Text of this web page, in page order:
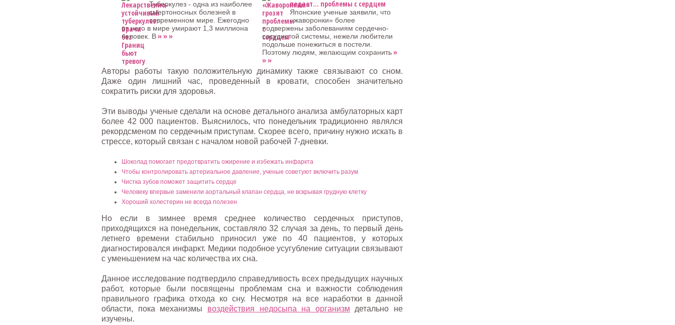
Туберкулез - одна из наиболее
смертоносных болезней в
современном мире. Ежегодно
от него в мире умирают 1,3 миллиона
человек. В» » »
подает… проблемы с сердцем
Японские ученые заявили, что
«жаворонки» более
подвержены заболеваниям сердечно-
сосудистой системы, нежели любители
подольше понежиться в постели.
Поэтому людям, желающим сохранить»
» »
Авторы работы такую положительную динамику также связывают со сном.
Даже один лишний час, проведенный в кровати, способен значительно
сократить риски для здоровья.
Эти выводы ученые сделали на основе детального анализа амбулаторных карт
более 42 000 пациентов. Выяснилось, что понедельник традиционно являлся
рекордсменом по сердечным приступам. Скорее всего, причину нужно искать в
стрессе, который связан с началом новой рабочей 7-дневки.
Шоколад помогает предотвратить ожирение и избежать инфаркта
Чтобы контролировать артериальное давление, ученые советуют включить разум
Чистка зубов поможет защитить сердце
Человеку впервые заменили аортальный клапан сердца, не вскрывая грудную клетку
Хороший холестерин не всегда полезен
Но если в зимнее время среднее количество сердечных приступов,
приходящихся на понедельник, составляло 32 случая за день, то первый день
летнего времени стабильно приносил уже по 40 пациентов, у которых
диагностировался инфаркт. Медики подобное усугубление ситуации связывают
с уменьшением на час количества их сна.
Данное исследование подтвердило справедливость всех предыдущих научных
работ, которые были посвящены проблемам сна и важности соблюдения
правильного графика отхода ко сну. Несмотря на все наработки в данной
области, пока механизмы воздействия недосыпа на организм детально не
изучены.